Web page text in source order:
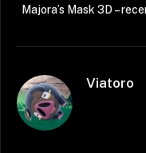
Majora’s Mask 3D –
Viatoro